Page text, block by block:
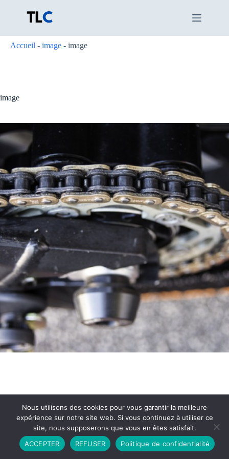
Accueil - image - image
image
Partenariat Contact
Politique de Confidentialité
CGU
Copyright © 2026 - Propulsé par DIEUDUDIABLE
Nous utilisons des cookies pour vous garantir la meilleure
expérience sur notre site web. Si vous continuez à utiliser ce
site, nous supposerons que vous en êtes satisfait.
ACCEPTER
REFUSER Politique de confidentialité